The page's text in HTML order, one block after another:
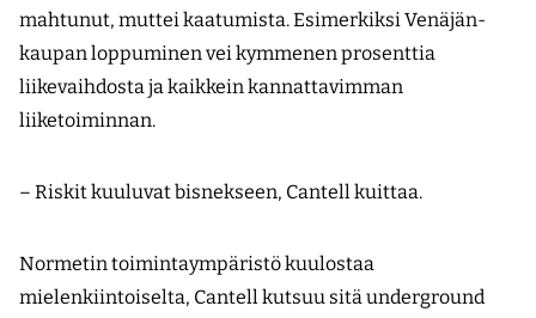
mahtunut, muttei kaatumista. Esimerkiksi Venäjän-
kaupan loppuminen vei kymmenen prosenttia
liikevaihdosta ja kaikkein kannattavimman
liiketoiminnan.
– Riskit kuuluvat bisnekseen, Cantell kuittaa.
Normetin toimintaympäristö kuulostaa
mielenkiintoiselta, Cantell kutsuu sitä underground